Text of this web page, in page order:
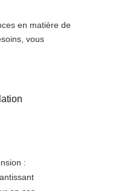
en matière de
vous
: